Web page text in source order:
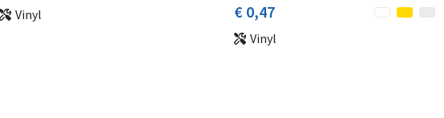
Vinyl
€ 0,47
Vinyl